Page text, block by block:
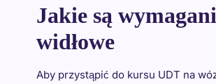
Jakie są
widłowe
Aby przystąpić do kursu UDT na